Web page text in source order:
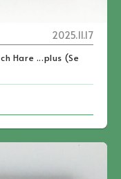
2025.11.17
Hare ...plus (Se